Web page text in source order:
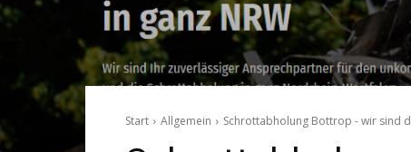
Start Allgemein Schrottabholung Bottrop - wir sind